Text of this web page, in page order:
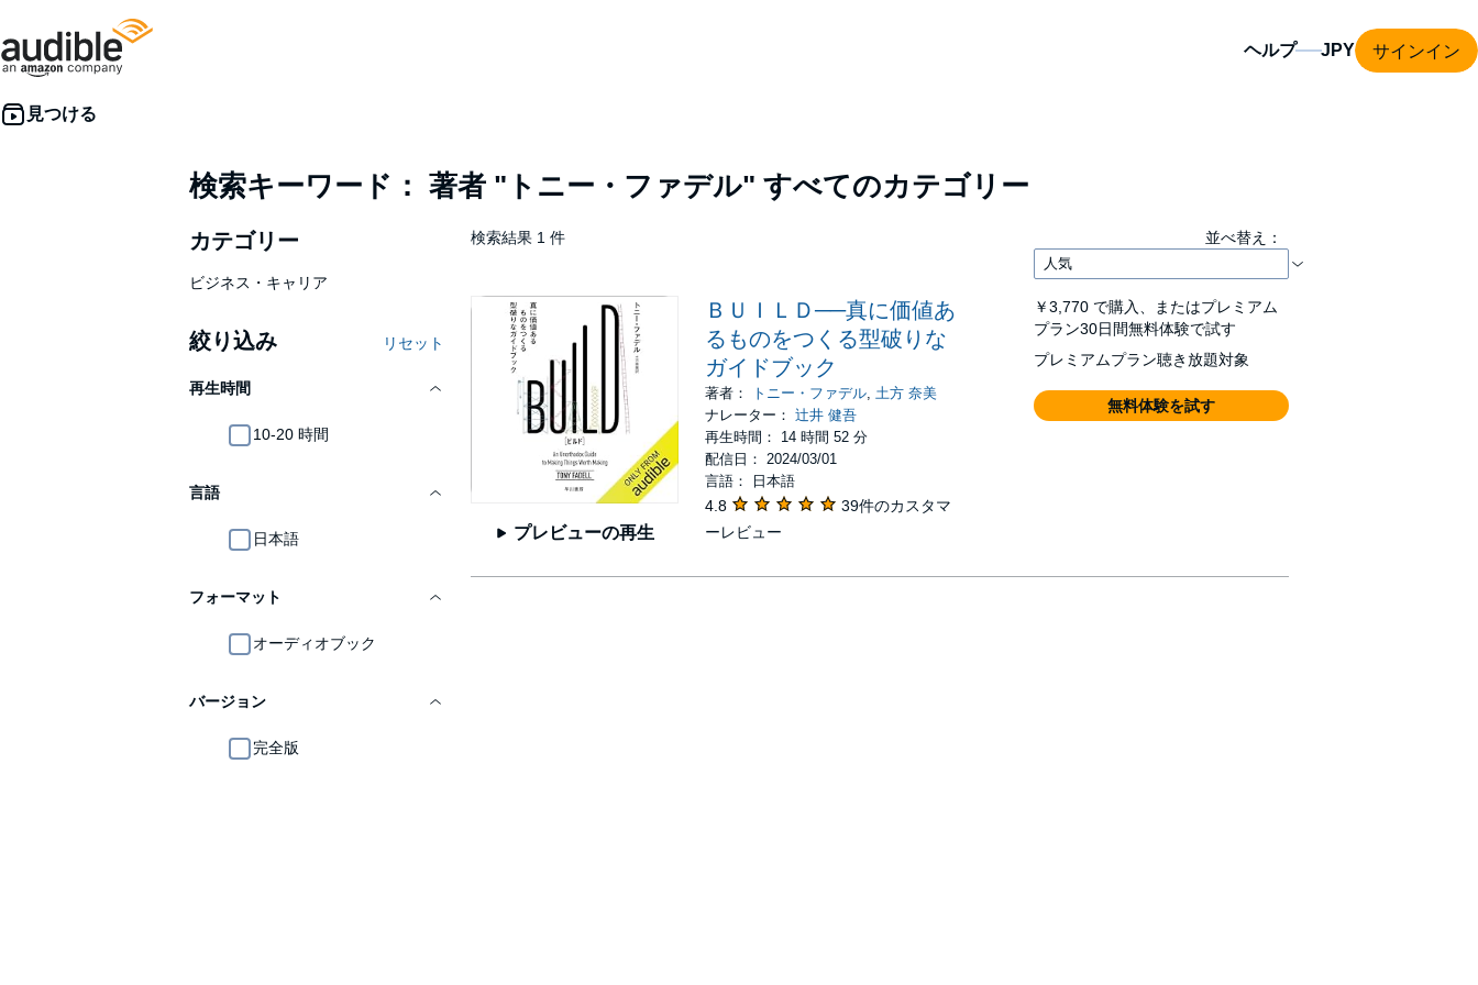
ヘルプ サインイン
検索キーワード： 著者 "トニー・ファデル" すべてのカテゴリー
カテゴリー
ビジネス・キャリア
絞り込み リセット
再生時間
10-20 時間
言語
日本語
フォーマット
オーディオブック
バージョン
完全版
検索結果 1 件 並べ替え：
プレビューの再生
ＢＵＩＬＤ──真に価値あ
るものをつくる型破りな
ガイドブック
著者： トニー・ファデル,土方 奈美
ナレーター：辻井 健吾
再生時間： 14 時間 52 分
配信日： 2024/03/01
言語： 日本語
4.8
39件のカスタマ
ーレビュー
￥3,770 で購入、またはプレミアム
プラン30日間無料体験で試す
プレミアムプラン聴き放題対象
無料体験を試す